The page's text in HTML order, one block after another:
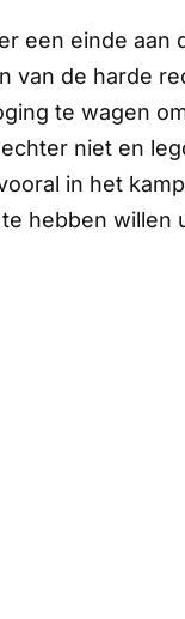
een einde
van de harde
te wagen
niet en
in het
hebben willen